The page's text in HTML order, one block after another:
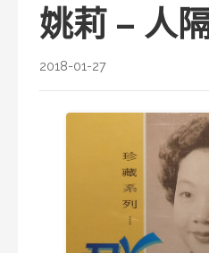
姚莉 – 人
2018-01-27